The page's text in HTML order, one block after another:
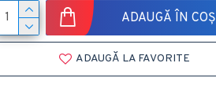
ADAUGĂ ÎN COȘ
ADAUGĂ LA FAVORITE